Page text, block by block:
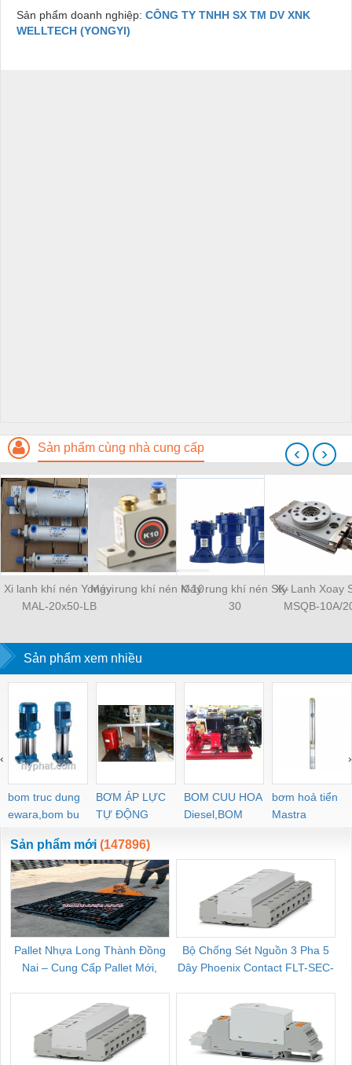
Sản phẩm doanh nghiệp: CÔNG TY TNHH SX TM DV XNK
WELLTECH (YONGYI)
Sản phẩm cùng nhà cung cấp
Xi lanh khí nén Yongyi
MAL-20x50-LB
Máy rung khí nén K-10Máy rung khí nén SK-
30
Xy Lanh Xoay
MSQB-10A/
‹ ›
Sản phẩm xem nhiều
bom truc dung
ewara,bom bu
ewara
BƠM ÁP LỰC
TỰ ĐỘNG
BOM CUU HOA
Diesel,BOM
CHUA CHAY
bơm hoả tiển
Mastra
‹ ›
Sản phẩm mới (147896)
Pallet Nhựa Long Thành Đồng
Nai – Cung Cấp Pallet Mới,
Bộ Chống Sét Nguồn 3 Pha 5
Dây Phoenix Contact FLT-SEC-